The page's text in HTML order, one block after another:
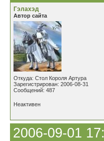
Гэлахэд
Автор сайта
Откуда: Стол Короля Артура
Зарегистрирован: 2006-08-31
Сообщений: 487
Неактивен
2006-09-01